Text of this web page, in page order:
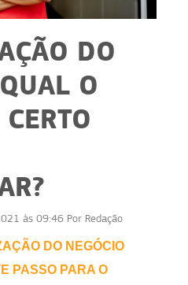
DO
O
às 09:46 Por Redação
DO NEGÓCIO
PASSO PARA O